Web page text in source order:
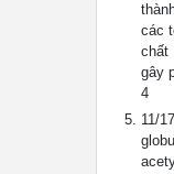
các
chất
gây
4
11/